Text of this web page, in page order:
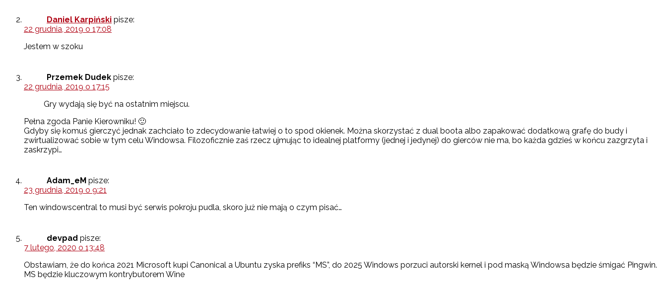
Daniel Karpiński pisze:
22 grudnia, 2019 o 17:08
Jestem w szoku
Przemek Dudek pisze:
22 grudnia, 2019 o 17:15
Gry wydają się być na ostatnim miejscu.
Pełna zgoda Panie Kierowniku! 🙂
Gdyby się komuś gierczyć jednak zachciało to zdecydowanie łatwiej o to spod okienek. Można skorzystać z dual boota albo zapakować dodatkową grafę do budy i
zwirtualizować sobie w tym celu Windowsa. Filozoficznie zaś rzecz ujmując to idealnej platformy (jednej i jedynej) do gierców nie ma, bo każda gdzieś w końcu zazgrzyta i
zaskrzypi…
Adam_eM pisze:
23 grudnia, 2019 o 9:21
Ten windowscentral to musi być serwis pokroju pudla, skoro już nie mają o czym pisać…
devpad pisze:
7 lutego, 2020 o 13:48
Obstawiam, że do końca 2021 Microsoft kupi Canonical a Ubuntu zyska prefiks “MS”, do 2025 Windows porzuci autorski kernel i pod maską Windowsa będzie śmigać Pingwin.
MS będzie kluczowym kontrybutorem Wine